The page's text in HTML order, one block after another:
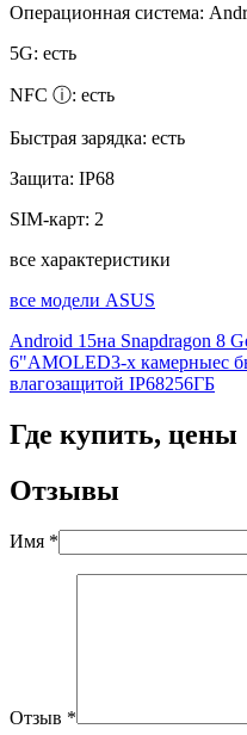
Операционная система:
5G: есть
NFC ⓘ: есть
Быстрая зарядка: есть
Защита: IP68
SIM-карт: 2
все характеристики
все модели ASUS
Android 15на Snapdragon 8
6"AMOLED3-х камерныес
влагозащитой IP68256ГБ
Где купить, цены
Отзывы
Имя *
Отзыв *